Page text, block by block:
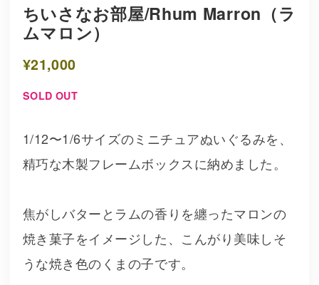
ちいさなお部屋/Rhum Marron（ラ
ムマロン）
¥21,000
SOLD OUT
1/12〜1/6サイズのミニチュアぬいぐるみを、
精巧な木製フレームボックスに納めました。
焦がしバターとラムの香りを纏ったマロンの
焼き菓子をイメージした、こんがり美味しそ
うな焼き色のくまの子です。